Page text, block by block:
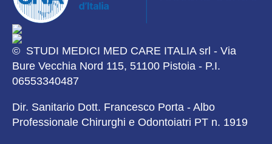
© STUDI MEDICI MED CARE ITALIA srl - Via
Bure Vecchia Nord 115, 51100 Pistoia - P.I.
06553340487
Dir. Sanitario Dott. Francesco Porta - Albo
Professionale Chirurghi e Odontoiatri PT n. 1919